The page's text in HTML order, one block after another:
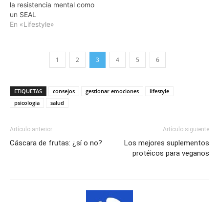
la resistencia mental como
un SEAL
En «Lifestyle»
1 2 3 4 5 6
ETIQUETAS consejos gestionar emociones
lifestyle
psicologia
salud
Artículo anterior
Cáscara de frutas: ¿sí o no?
Artículo siguiente
Los mejores suplementos
protéicos para veganos